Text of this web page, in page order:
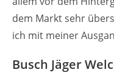
dem Markt sehr
ich mit meiner
Busch Jäger